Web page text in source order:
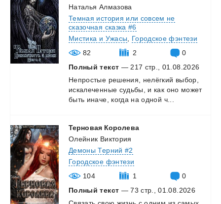
Наталья Алмазова
Темная история или совсем не
сказочная сказка #6
Мистика и Ужасы
Городское фэнтези
82
2
0
Полный текст — 217 стр., 01.08.2026
Непростые решения, нелёгкий выбор,
искалеченные судьбы, и как оно может
быть иначе, когда на одной ч...
Терновая Королева
Олейник Виктория
Демоны Терний #2
Городское фэнтези
104
1
0
Полный текст — 73 стр., 01.08.2026